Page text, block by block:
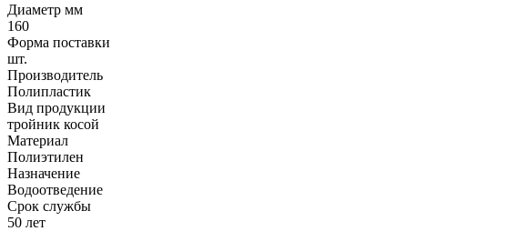
Диаметр мм
160
Форма поставки
шт.
Производитель
Полипластик
Вид продукции
тройник косой
Материал
Полиэтилен
Назначение
Водоотведение
Срок службы
50 лет